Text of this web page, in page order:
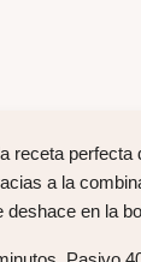
receta perfecta
a la
deshace en la